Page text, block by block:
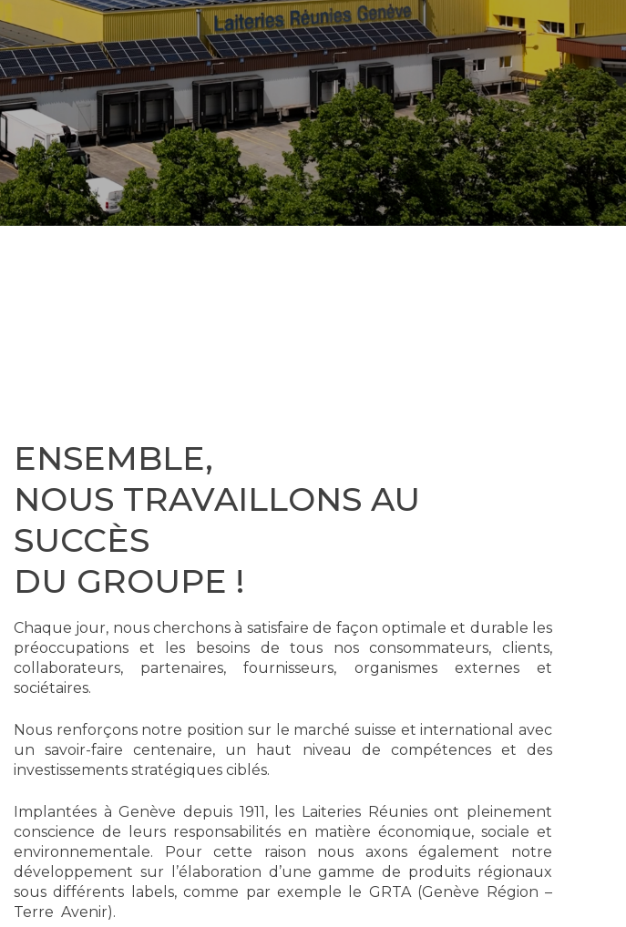
ENSEMBLE,
NOUS TRAVAILLONS AU
SUCCÈS
DU GROUPE !
Chaque jour, nous cherchons à satisfaire de façon optimale et durable les
préoccupations et les besoins de tous nos consommateurs, clients,
collaborateurs, partenaires, fournisseurs, organismes externes et
sociétaires.
Nous renforçons notre position sur le marché suisse et international avec
un savoir-faire centenaire, un haut niveau de compétences et des
investissements stratégiques ciblés.
Implantées à Genève depuis 1911, les Laiteries Réunies ont pleinement
conscience de leurs responsabilités en matière économique, sociale et
environnementale. Pour cette raison nous axons également notre
développement sur l’élaboration d’une gamme de produits régionaux
sous différents labels, comme par exemple le GRTA (Genève Région –
Terre Avenir).